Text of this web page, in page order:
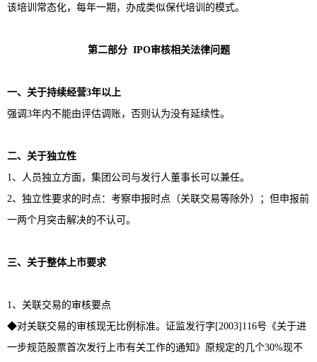
该培训常态化，每年一期，办成类似保代培训的模式。
第二部分IPO审核相关法律问题
一、关于持续经营3年以上
强调3年内不能由评估调账，否则认为没有延续性。
二、关于独立性
1、人员独立方面，集团公司与发行人董事长可以兼任。
2、独立性要求的时点：考察申报时点（关联交易等除外）；但申报前
一两个月突击解决的不认可。
三、关于整体上市要求
1、关联交易的审核要点
◆对关联交易的审核现无比例标准。证监发行字[2003]116号《关于进
一步规范股票首次发行上市有关工作的通知》原规定的几个30%现不